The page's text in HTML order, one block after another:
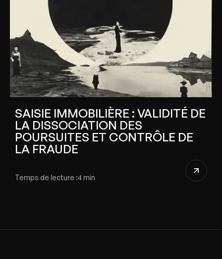
SAISIE IMMOBILIÈRE : VALIDITÉ DE
LA DISSOCIATION DES
POURSUITES ET CONTRÔLE DE
LA FRAUDE
Temps de lecture :4 min